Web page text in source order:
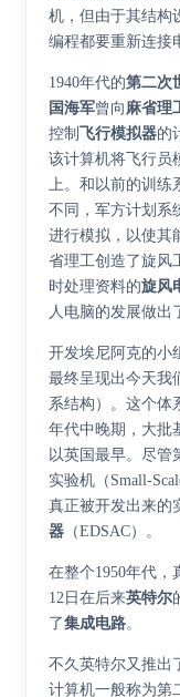
机，但由于其结构
编程都要重新连接
1940年代的第二次
国海军曾向 麻省理
控制 飞行模拟器的
该计算机将飞行员
上。和以前的训练
不同，军方计划系
进行模拟，以使其
省理工创造了旋风
时处理资料的旋风
人电脑的发展做出
开发埃尼阿克的小
最终呈现出今天我
系结构）。这个体
年代中晚期，大批
以英国最早。尽管
实验机 （Small-
真正被开发出来的
器 （EDSAC）。
在整个1950年代，
12日在后来英特尔
了集成电路。
不久英特尔又推出
计算机一般称为第